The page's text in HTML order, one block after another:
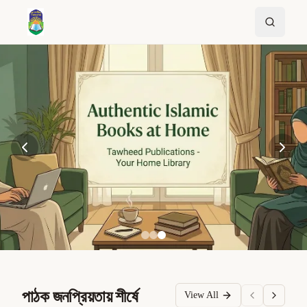
পাঠক জনপ্রিয়তায় শীর্ষে View All